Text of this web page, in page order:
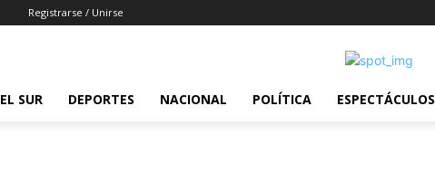
Registrarse / Unirse
EL SUR DEPORTES NACIONAL POLÍTICA ESPECTÁCULOS